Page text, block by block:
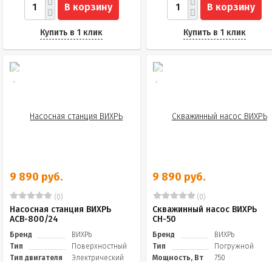
В корзину
Купить в 1 клик
В корзину
Купить в 1 клик
9 890 руб.
(0)
Насосная станция ВИХРЬ
АСВ-800/24
Бренд
ВИХРЬ
Тип
Поверхностный
Тип двигателя
Электрический
9 890 руб.
(0)
Скважинный насос ВИХРЬ
СН-50
Бренд
ВИХРЬ
Тип
Погружной
Мощность, Вт
750